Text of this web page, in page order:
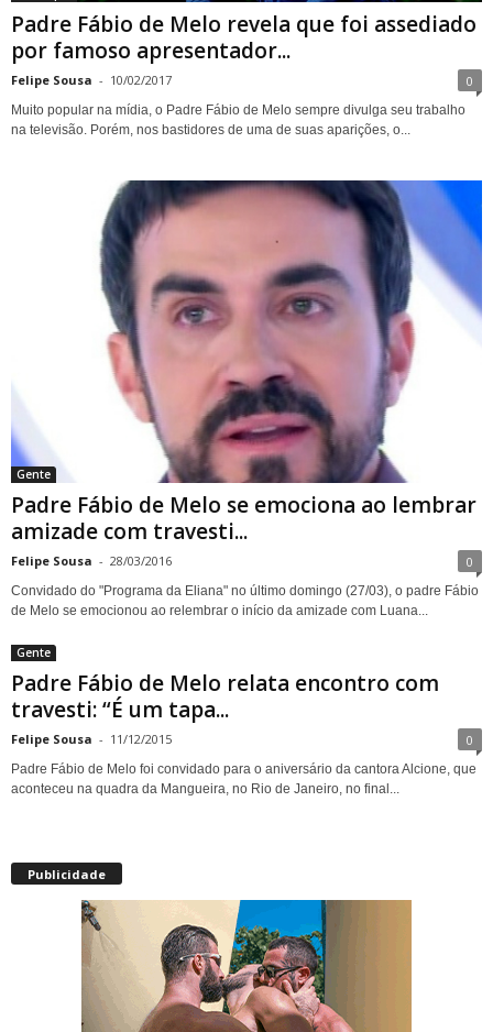
Padre Fábio de Melo revela que foi assediado
por famoso apresentador...
Felipe Sousa - 10/02/2017 0
Muito popular na mídia, o Padre Fábio de Melo sempre divulga seu trabalho
na televisão. Porém, nos bastidores de uma de suas aparições, o...
Gente
Padre Fábio de Melo se emociona ao lembrar
amizade com travesti...
Felipe Sousa - 28/03/2016 0
Convidado do "Programa da Eliana" no último domingo (27/03), o padre Fábio
de Melo se emocionou ao relembrar o início da amizade com Luana...
Gente
Padre Fábio de Melo relata encontro com
travesti: “É um tapa...
Felipe Sousa - 11/12/2015 0
Padre Fábio de Melo foi convidado para o aniversário da cantora Alcione, que
aconteceu na quadra da Mangueira, no Rio de Janeiro, no final...
Publicidade